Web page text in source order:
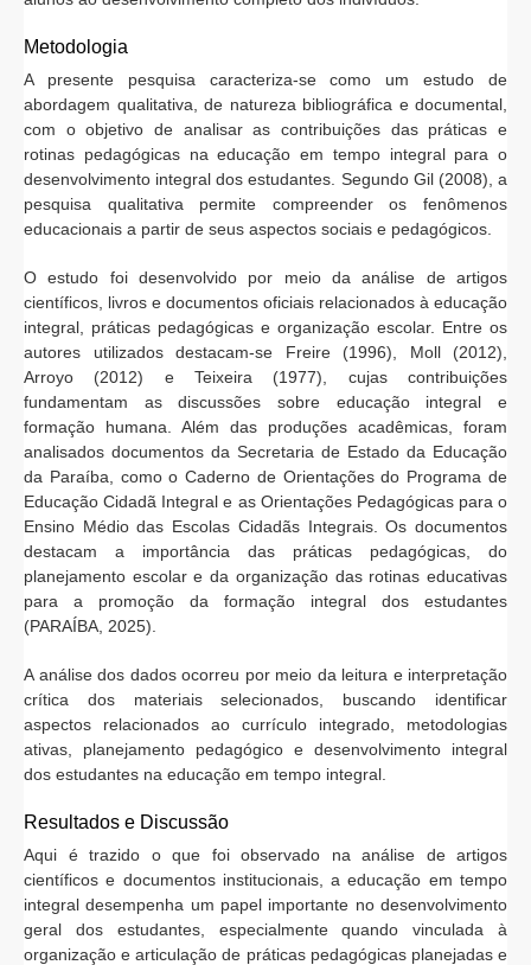
Metodologia
A presente pesquisa caracteriza-se como um estudo de
abordagem qualitativa, de natureza bibliográfica e documental,
com o objetivo de analisar as contribuições das práticas e
rotinas pedagógicas na educação em tempo integral para o
desenvolvimento integral dos estudantes. Segundo Gil (2008), a
pesquisa qualitativa permite compreender os fenômenos
educacionais a partir de seus aspectos sociais e pedagógicos.
O estudo foi desenvolvido por meio da análise de artigos
científicos, livros e documentos oficiais relacionados à educação
integral, práticas pedagógicas e organização escolar. Entre os
autores utilizados destacam-se Freire (1996), Moll (2012),
Arroyo (2012) e Teixeira (1977), cujas contribuições
fundamentam as discussões sobre educação integral e
formação humana. Além das produções acadêmicas, foram
analisados documentos da Secretaria de Estado da Educação
da Paraíba, como o Caderno de Orientações do Programa de
Educação Cidadã Integral e as Orientações Pedagógicas para o
Ensino Médio das Escolas Cidadãs Integrais. Os documentos
destacam a importância das práticas pedagógicas, do
planejamento escolar e da organização das rotinas educativas
para a promoção da formação integral dos estudantes
(PARAÍBA, 2025).
A análise dos dados ocorreu por meio da leitura e interpretação
crítica dos materiais selecionados, buscando identificar
aspectos relacionados ao currículo integrado, metodologias
ativas, planejamento pedagógico e desenvolvimento integral
dos estudantes na educação em tempo integral.
Resultados e Discussão
Aqui é trazido o que foi observado na análise de artigos
científicos e documentos institucionais, a educação em tempo
integral desempenha um papel importante no desenvolvimento
geral dos estudantes, especialmente quando vinculada à
organização e articulação de práticas pedagógicas planejadas e